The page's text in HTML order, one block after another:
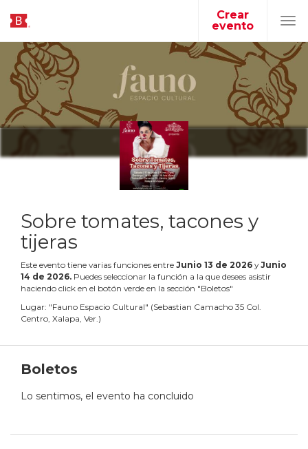
Crear
evento
Sobre tomates, tacones y
tijeras
Este evento tiene varias funciones entre Junio 13 de 2026 yJunio
14 de 2026. Puedes seleccionar la función a la que desees asistir
haciendo click en el botón verde en la sección "Boletos"
Lugar: "Fauno Espacio Cultural" (Sebastian Camacho 35 Col.
Centro, Xalapa, Ver.)
Boletos
Lo sentimos, el evento ha concluido